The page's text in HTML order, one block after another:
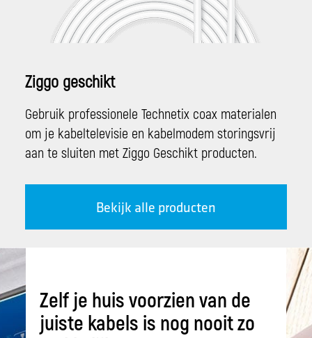
Ziggo geschikt
Gebruik professionele Technetix coax materialen
om je kabeltelevisie en kabelmodem storingsvrij
aan te sluiten met Ziggo Geschikt producten.
Bekijk alle producten
Zelf je huis voorzien van de
juiste kabels is nog nooit zo